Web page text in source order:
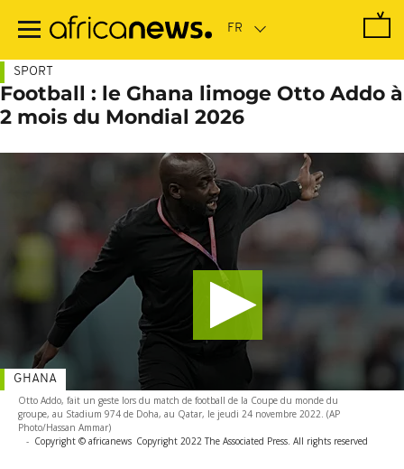
contenu
SPORT
Football : le Ghana limoge Otto Addo à
2 mois du Mondial 2026
Otto Addo, fait un geste lors du match de football de la Coupe du monde du
groupe, au Stadium 974 de Doha, au Qatar, le jeudi 24 novembre 2022. (AP
Photo/Hassan Ammar)
- Copyright © africanews Copyright 2022 The Associated Press. All rights reserved
GHANA